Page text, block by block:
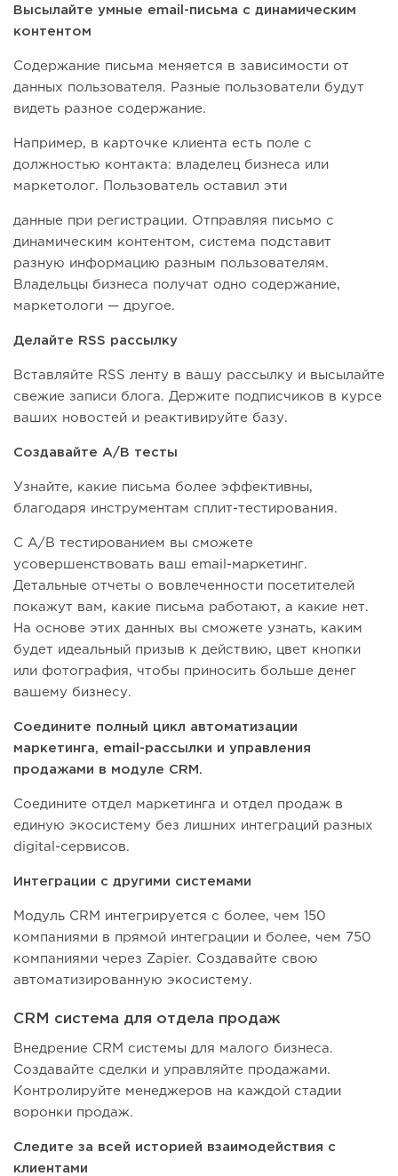
Высылайте умные email-письма с динамическим
контентом
Содержание письма меняется в зависимости от
данных пользователя. Разные пользователи будут
видеть разное содержание.
Например, в карточке клиента есть поле с
должностью контакта: владелец бизнеса или
маркетолог. Пользователь оставил эти
данные при регистрации. Отправляя письмо с
динамическим контентом, система подставит
разную информацию разным пользователям.
Владельцы бизнеса получат одно содержание,
маркетологи — другое.
Делайте RSS рассылку
Вставляйте RSS ленту в вашу рассылку и высылайте
свежие записи блога. Держите подписчиков в курсе
ваших новостей и реактивируйте базу.
Создавайте A/B тесты
Узнайте, какие письма более эффективны,
благодаря инструментам сплит-тестирования.
С А/В тестированием вы сможете
усовершенствовать ваш email-маркетинг.
Детальные отчеты о вовлеченности посетителей
покажут вам, какие письма работают, а какие нет.
На основе этих данных вы сможете узнать, каким
будет идеальный призыв к действию, цвет кнопки
или фотография, чтобы приносить больше денег
вашему бизнесу.
Соедините полный цикл автоматизации
маркетинга, email-рассылки и управления
продажами в модуле CRM.
Соедините отдел маркетинга и отдел продаж в
единую экосистему без лишних интеграций разных
digital-сервисов.
Интеграции с другими системами
Модуль CRM интегрируется с более, чем 150
компаниями в прямой интеграции и более, чем 750
компаниями через Zapier. Создавайте свою
автоматизированную экосистему.
CRM система для отдела продаж
Внедрение CRM системы для малого бизнеса.
Создавайте сделки и управляйте продажами.
Контролируйте менеджеров на каждой стадии
воронки продаж.
Следите за всей историей взаимодействия с
клиентами